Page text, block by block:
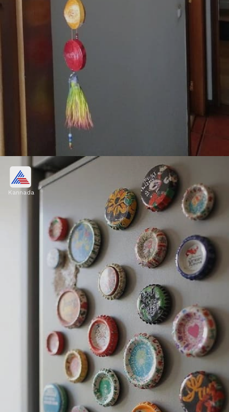
ಪೇಂಟ್ ಮಾಡಿ ಡೋರ್ ಹ್ಯಾಂಗಿಂಗ್
ತಯಾರಿಸಿ
ಪ್ಲಾಸ್ಟಿಕ್ ಮುಚ್ಚಳಗಳಿಗೆ ಬೇರೆ ಬೇರೆ ಬಣ್ಣ ಹಚ್ಚಿ, ಅವುಗಳನ್ನು
ದಾರದಿಂದ ಕಟ್ಟಿ ಸುಂದರವಾದ ಡೋರ್ ಹ್ಯಾಂಗಿಂಗ್ ಕೂಡ
ಮಾಡಬಹುದು.
Image credits: PINTEREST
Kannada